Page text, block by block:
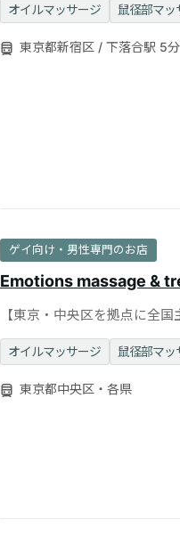
オイルマッサージ 鼠径部マッ
東京都新宿区 / 下落合駅 5分
ゲイ向け・男性専門のお店
Emotions massage &
【東京・中央区を拠点に全
オイルマッサージ 鼠径部マッ
東京都中央区・各県